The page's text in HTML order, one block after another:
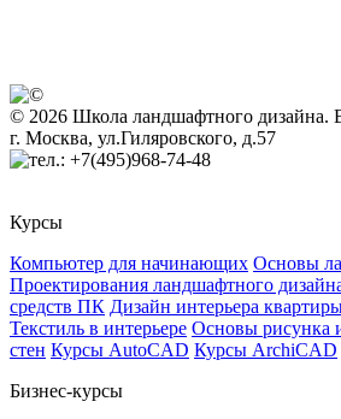
© 2026 Школа ландшафтного дизайна.
г. Москва, ул.Гиляровского, д.57
+7(495)968-74-48
Курсы
Компьютер для начинающих Основы
Проектирования ландшафтного
средств ПК Дизайн интерьера
Текстиль в интерьере Основы рисунка
стен Курсы AutoCAD Курсы ArchiCAD
Бизнес-курсы